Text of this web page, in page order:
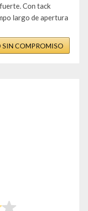
Con tack
largo de apertura
SIN COMPROMISO